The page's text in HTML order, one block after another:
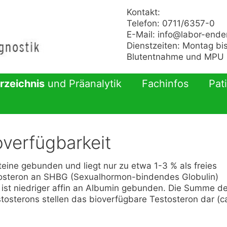
Kontakt:
Telefon: 0711/6357-0
E-Mail: info@labor-
Dienstzeiten: Montag
Blutentnahme und
und Präanalytik Fachinfos
gebunden und liegt nur zu etwa 1-3 % als freies
an SHBG (Sexualhormon-bindendes Globulin)
niedriger affin an Albumin gebunden. Die Summe
stellen das bioverfügbare Testosteron dar